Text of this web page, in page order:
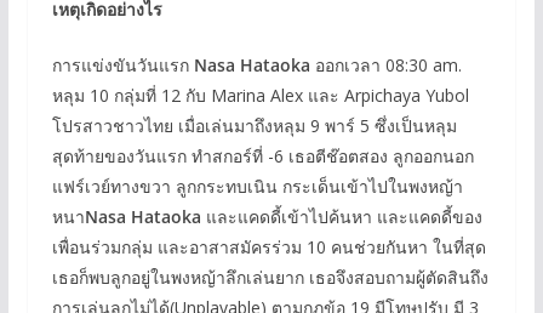
เหตุเกิดอย่างไร
การแข่งขันวันแรก Nasa Hataoka ออกเวลา 08:30 am.
หลุม 10 กลุ่มที่ 12 กับ Marina Alex และ Arpichaya Yubol
โปรสาวชาวไทย เมื่อเล่นมาถึงหลุม 9 พาร์ 5 ซึ่งเป็นหลุม
สุดท้ายของวันแรก ทำสกอร์ที่ -6 เธอตีช๊อตสอง ลูกออกนอก
แฟร์เวย์ทางขวา ลูกกระทบเนิน กระเด็นเข้าไปในพงหญ้า
หนาNasa Hataoka และแคดดี้เข้าไปค้นหา และแคดดี้ของ
เพื่อนร่วมกลุ่ม และอาสาสมัครร่วม 10 คนช่วยกันหา ในที่สุด
เธอก็พบลูกอยู่ในพงหญ้าลึกเล่นยาก เธอจึงสอบถามผู้ตัดสินถึง
การเล่นลูกไม่ได้(Unplayable) ตามกฎข้อ 19 มีโทษปรับ มี 3